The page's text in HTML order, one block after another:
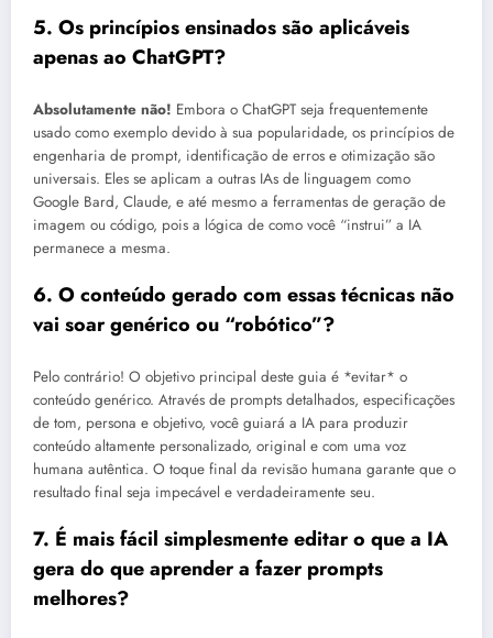
5. Os princípios ensinados são aplicáveis
apenas ao ChatGPT?
Absolutamente não! Embora o ChatGPT seja frequentemente
usado como exemplo devido à sua popularidade, os princípios de
engenharia de prompt, identificação de erros e otimização são
universais. Eles se aplicam a outras IAs de linguagem como
Google Bard, Claude, e até mesmo a ferramentas de geração de
imagem ou código, pois a lógica de como você “instrui” a IA
permanece a mesma.
6. O conteúdo gerado com essas técnicas não
vai soar genérico ou “robótico”?
Pelo contrário! O objetivo principal deste guia é *evitar* o
conteúdo genérico. Através de prompts detalhados, especificações
de tom, persona e objetivo, você guiará a IA para produzir
conteúdo altamente personalizado, original e com uma voz
humana autêntica. O toque final da revisão humana garante que o
resultado final seja impecável e verdadeiramente seu.
7. É mais fácil simplesmente editar o que a IA
gera do que aprender a fazer prompts
melhores?